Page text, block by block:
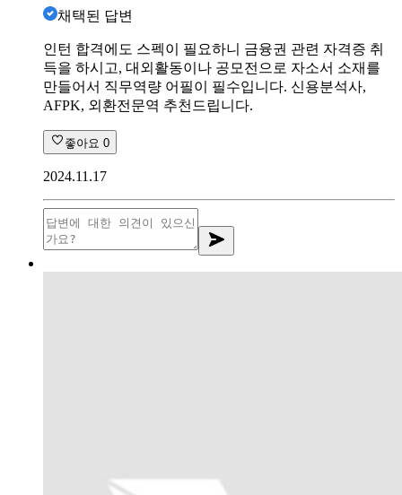
채택된 답변
인턴 합격에도 스펙이 필요하니 금융권 관련 자격증 취
득을 하시고, 대외활동이나 공모전으로 자소서 소재를
만들어서 직무역량 어필이 필수입니다. 신용분석사,
AFPK, 외환전문역 추천드립니다.
좋아요 0
2024.11.17